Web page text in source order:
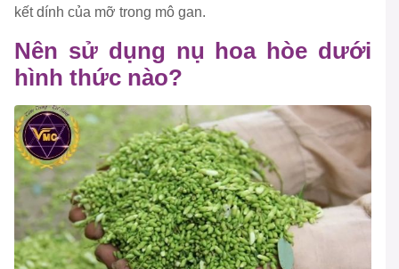
kết dính của mỡ trong mô gan.
Nên sử dụng nụ hoa hòe dưới
hình thức nào?